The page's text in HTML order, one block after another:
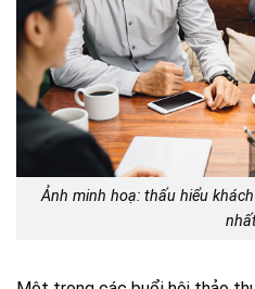
Ảnh minh hoạ: thấu hiểu